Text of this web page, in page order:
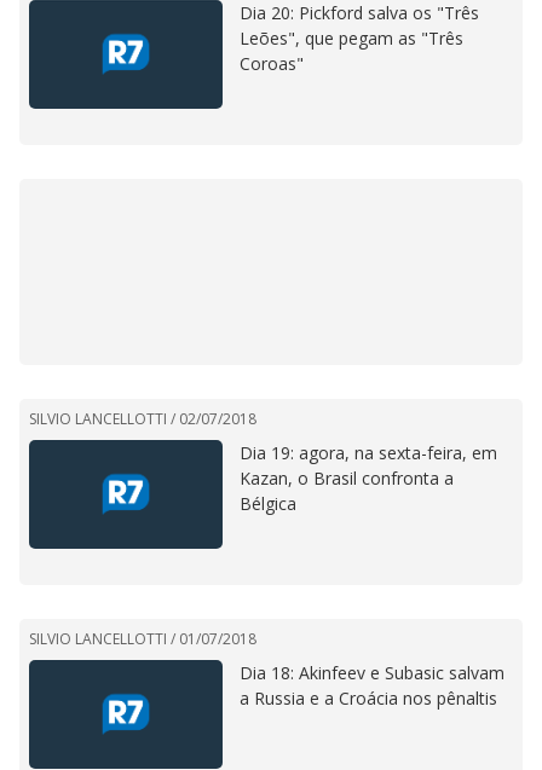
Dia 20: Pickford salva os "Três
Leões", que pegam as "Três
Coroas"
SILVIO LANCELLOTTI / 02/07/2018
Dia 19: agora, na sexta-feira, em
Kazan, o Brasil confronta a
Bélgica
SILVIO LANCELLOTTI / 01/07/2018
Dia 18: Akinfeev e Subasic salvam
a Russia e a Croácia nos pênaltis